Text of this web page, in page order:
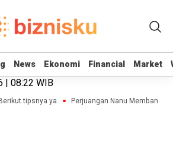
News Ekonomi Financial Market
News Ekonomi Financial Market
| 08:22 WIB
tipsnya ya Perjuangan Nanu Membangun